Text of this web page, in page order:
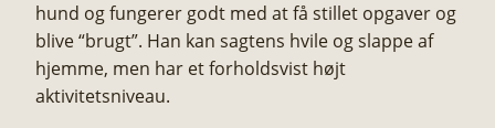
hund og fungerer godt med at få stillet opgaver og
blive “brugt”. Han kan sagtens hvile og slappe af
hjemme, men har et forholdsvist højt
aktivitetsniveau.